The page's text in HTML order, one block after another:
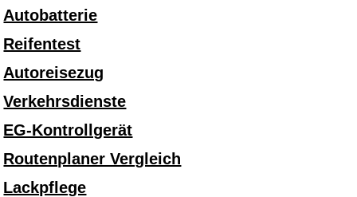
Autobatterie
Reifentest
Autoreisezug
Verkehrsdienste
EG-Kontrollgerät
Routenplaner Vergleich
Lackpflege